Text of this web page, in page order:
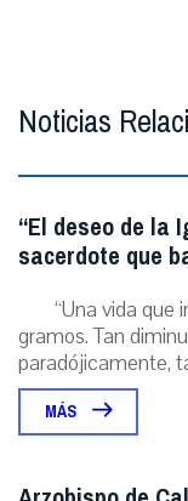
Noticias
“El deseo de la
sacerdote que
“Una vida que
gramos. Tan
paradójicamente,
MÁS